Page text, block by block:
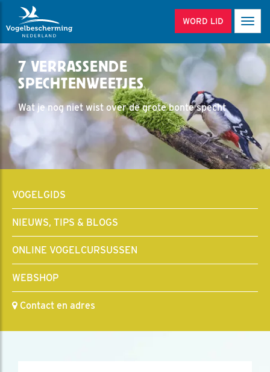
WORD LID
7 VERRASSENDE
SPECHTENWEETJES
Wat je nog niet wist over de grote bonte specht
VOGELGIDS
NIEUWS, TIPS & BLOGS
ONLINE VOGELCURSUSSEN
WEBSHOP
Contact en adres